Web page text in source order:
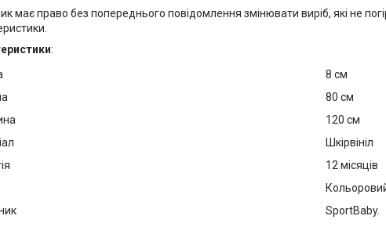
має право без попереднього повідомлення змінювати виріб, які не
:
8 см
80 см
120 см
Шкірвініл
12 місяців
SportBaby.